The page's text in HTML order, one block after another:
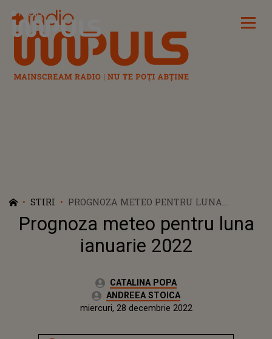
Radio Impuls
STIRI
PROGNOZA METEO PENTRU LUNA
IANUARIE 2022
Prognoza meteo pentru luna
ianuarie 2022
Autor:CATALINA POPA
Editor Web:
ANDREEA STOICA
marți, 4 ianuarie 2022Actualizat:
miercuri, 28 decembrie 2022